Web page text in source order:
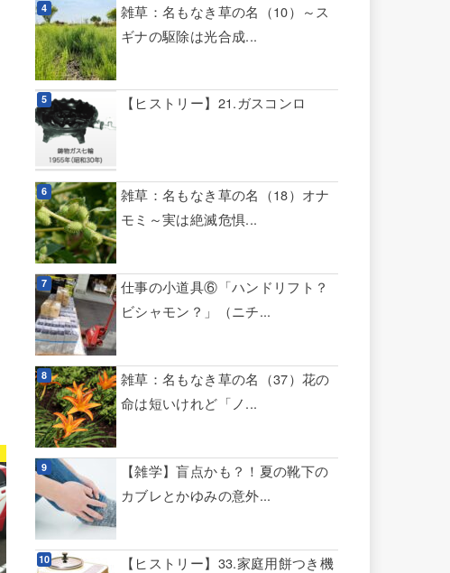
雑草：名もなき草の名（10）～ス
ギナの駆除は光合成...
【ヒストリー】21.ガスコンロ
雑草：名もなき草の名（18）オナ
モミ～実は絶滅危惧...
仕事の小道具⑥「ハンドリフト？
ビシャモン？」（ニチ...
雑草：名もなき草の名（37）花の
命は短いけれど「ノ...
【雑学】盲点かも？！夏の靴下の
カブレとかゆみの意外...
【ヒストリー】33.家庭用餅つき機